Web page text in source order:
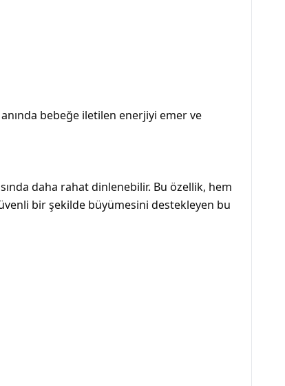
bebeğe iletilen enerjiyi emer ve
daha rahat dinlenebilir. Bu özellik, hem
bir şekilde büyümesini destekleyen bu